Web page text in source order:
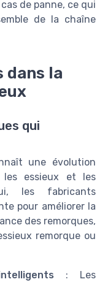
de panne, ce qui
de la chaîne
dans la
qui
une évolution
les essieux et les
les fabricants
pour améliorer la
des remorques,
remorque ou
: Les